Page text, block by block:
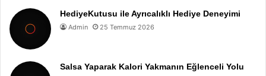
HediyeKutusu ile Ayrıcalıklı Hediye Deneyimi
Admin 25 Temmuz 2026
Salsa Yaparak Kalori Yakmanın Eğlenceli Yolu